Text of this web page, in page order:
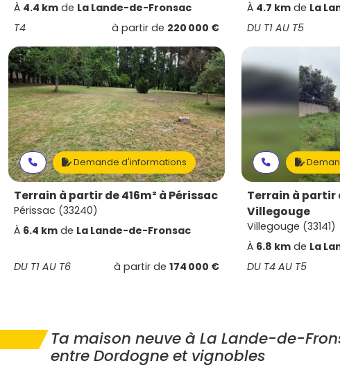
À 4.4 km de La Lande-de-Fronsac
T4
à partir de 220 000 €
À 4.7 km de La
DU T1 AU T5
Demande d'informations
Terrain à partir de 416m² à Périssac
Périssac (33240)
À 6.4 km de La Lande-de-Fronsac
DU T1 AU T6 à partir de 174 000 €
Terrain à partir
Villegouge
Villegouge (33141)
À 6.8 km de La
DU T4 AU T5
Ta maison neuve à La Lande-de-
entre Dordogne et vignobles